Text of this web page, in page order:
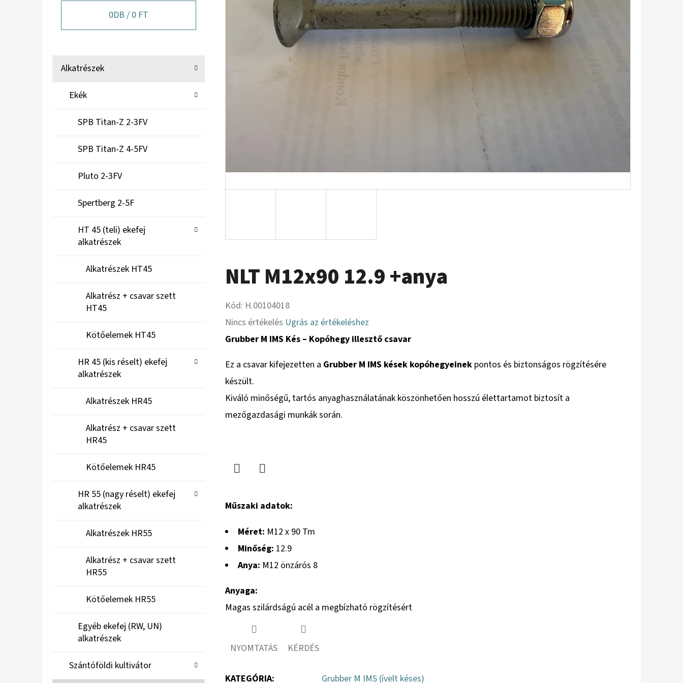
0DB / 0 FT
Kategóriák
Alkatrészek
Ekék
SPB Titan-Z 2-3FV
SPB Titan-Z 4-5FV
Pluto 2-3FV
Spertberg 2-5F
HT 45 (teli) ekefej
alkatrészek
Alkatrészek HT45
Alkatrész + csavar szett
HT45
Kötőelemek HT45
HR 45 (kis réselt) ekefej
alkatrészek
Alkatrészek HR45
Alkatrész + csavar szett
HR45
Kötőelemek HR45
HR 55 (nagy réselt) ekefej
alkatrészek
Alkatrészek HR55
Alkatrész + csavar szett
HR55
Kötőelemek HR55
Egyéb ekefej (RW, UN)
alkatrészek
Szántóföldi kultivátor
NLT M12x90 12.9 +anya
Kód: H.00104018
A
termék
Nincs értékelés Ugrás az értékeléshez
Grubber M IMS Kés – Kopóhegy illesztő csavar
Ez a csavar kifejezetten a Grubber M IMS kések kopóhegyeinek pontos és biztonságos rögzítésére
készült.
Kiváló minőségű, tartós anyaghasználatának köszönhetően hosszú élettartamot biztosít a
mezőgazdasági munkák során.
Műszaki adatok:
Méret: M12 x 90 Tm
Minőség: 12.9
Anya: M12 önzárós 8
Anyaga:
Magas szilárdságú acél a megbízható rögzítésért
NYOMTATÁS KÉRDÉS
KATEGÓRIA: Grubber M IMS (ívelt késes)